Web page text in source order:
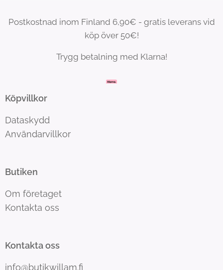
Postkostnad inom Finland 6,90€ - gratis leverans vid
köp över 50€!
Trygg betalning med Klarna!
Köpvillkor
Dataskydd
Användarvillkor
Butiken
Om företaget
Kontakta oss
Kontakta oss
info@butikwillam.fi